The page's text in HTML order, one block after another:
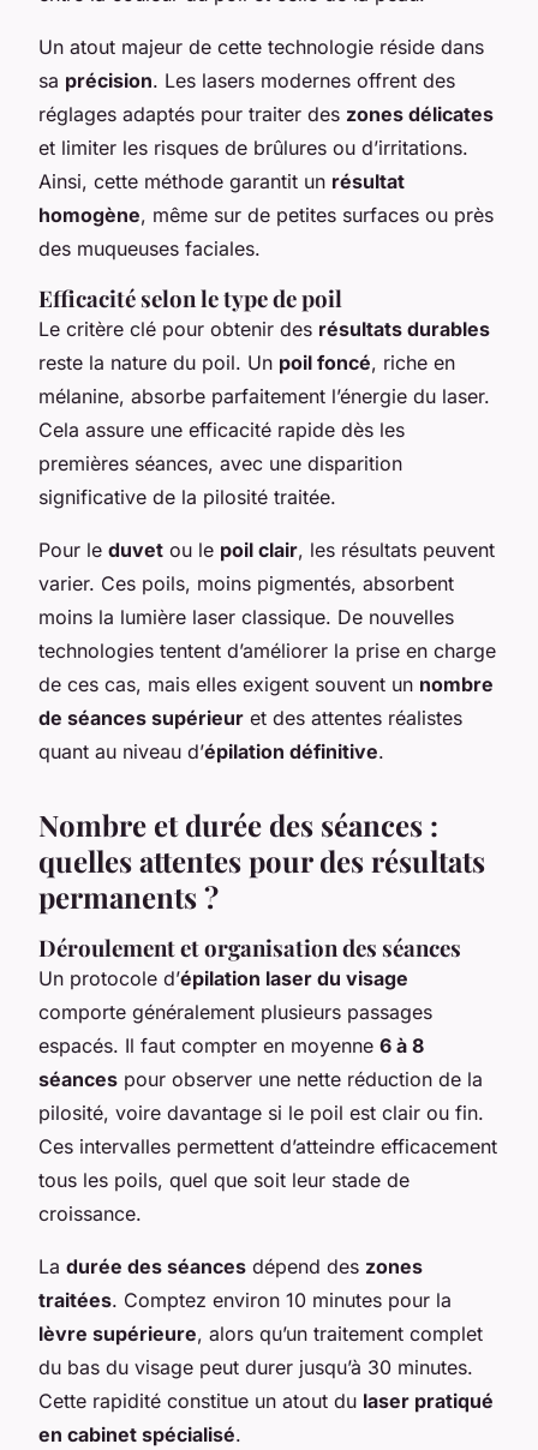
Un atout majeur de cette technologie réside dans
sa précision. Les lasers modernes offrent des
réglages adaptés pour traiter des zones délicates
et limiter les risques de brûlures ou d’irritations.
Ainsi, cette méthode garantit un résultat
homogène, même sur de petites surfaces ou près
des muqueuses faciales.
Efficacité selon le type de poil
Le critère clé pour obtenir des résultats durables
reste la nature du poil. Un poil foncé, riche en
mélanine, absorbe parfaitement l’énergie du laser.
Cela assure une efficacité rapide dès les
premières séances, avec une disparition
significative de la pilosité traitée.
Pour le duvet ou le poil clair, les résultats peuvent
varier. Ces poils, moins pigmentés, absorbent
moins la lumière laser classique. De nouvelles
technologies tentent d’améliorer la prise en charge
de ces cas, mais elles exigent souvent un nombre
de séances supérieur et des attentes réalistes
quant au niveau d’épilation définitive.
Nombre et durée des séances :
quelles attentes pour des résultats
permanents ?
Déroulement et organisation des séances
Un protocole d’épilation laser du visage
comporte généralement plusieurs passages
espacés. Il faut compter en moyenne 6 à 8
séances pour observer une nette réduction de la
pilosité, voire davantage si le poil est clair ou fin.
Ces intervalles permettent d’atteindre efficacement
tous les poils, quel que soit leur stade de
croissance.
La durée des séances dépend des zones
traitées. Comptez environ 10 minutes pour la
lèvre supérieure, alors qu’un traitement complet
du bas du visage peut durer jusqu’à 30 minutes.
Cette rapidité constitue un atout du laser pratiqué
en cabinet spécialisé.